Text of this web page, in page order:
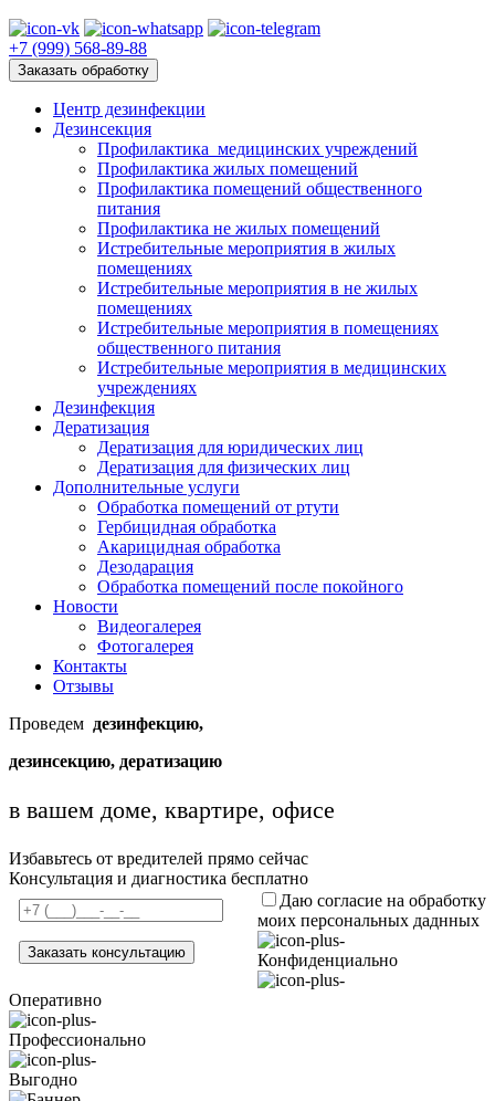
+7 (999) 568-89-88
Заказать обработку
Центр дезинфекции
Дезинсекция
Профилактика медицинских учреждений
Профилактика жилых помещений
Профилактика помещений общественного
питания
Профилактика не жилых помещений
Истребительные мероприятия в жилых
помещениях
Истребительные мероприятия в не жилых
помещениях
Истребительные мероприятия в помещениях
общественного питания
Истребительные мероприятия в медицинских
учреждениях
Дезинфекция
Дератизация
Дератизация для юридических лиц
Дератизация для физических лиц
Дополнительные услуги
Обработка помещений от ртути
Гербицидная обработка
Акарицидная обработка
Дезодарация
Обработка помещений после покойного
Новости
Видеогалерея
Фотогалерея
Контакты
Отзывы
Проведем дезинфекцию,
дезинсекцию, дератизацию
в вашем доме, квартире, офисе
Избавьтесь от вредителей прямо сейчас
Консультация и диагностика бесплатно
Даю согласие на обработку
моих персональных даднных
Конфиденциально
Оперативно
Профессионально
Выгодно